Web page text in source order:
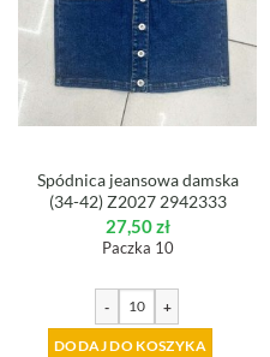
Spódnica jeansowa damska
(34-42) Z2027 2942333
27,50zł
Paczka 10
- +
DODAJ DO KOSZYKA